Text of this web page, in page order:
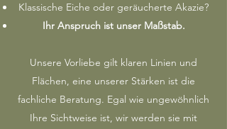
Klassische Eiche oder geräucherte Akazie?
Ihr Anspruch ist unser Maßstab.
Unsere Vorliebe gilt klaren Linien und
Flächen, eine unserer Stärken ist die
fachliche Beratung. Egal wie ungewöhnlich
Ihre Sichtweise ist, wir werden sie mit